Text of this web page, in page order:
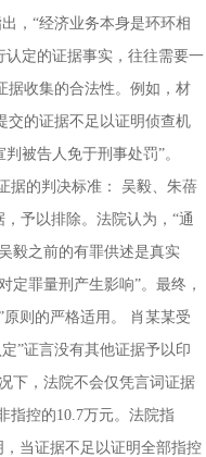
，“经济业务本身是环环相
定的证据事实，往往需要一
据收集的合法性。例如，材
交的证据不足以证明侦查机
被告人免于刑事处罚”。
据的判决标准： 吴毅、朱蓓
予以排除。法院认为，“通
毅之前的有罪供述是真实
定罪量刑产生影响”。最终，
则的严格适用。 肖某某受
”证言没有其他证据予以印
下，法院不会仅凭言词证据
指控的10.7万元。法院指
当证据不足以证明全部指控